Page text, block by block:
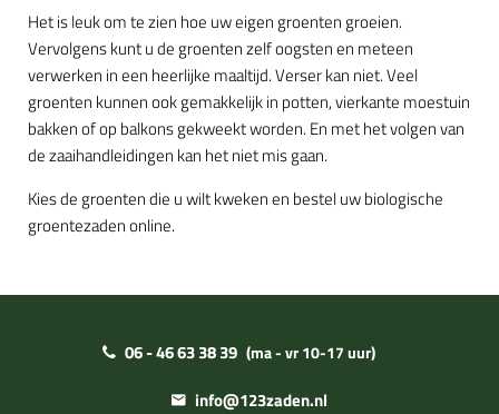
Het is leuk om te zien hoe uw eigen groenten groeien.
Vervolgens kunt u de groenten zelf oogsten en meteen
verwerken in een heerlijke maaltijd. Verser kan niet. Veel
groenten kunnen ook gemakkelijk in potten, vierkante moestuin
bakken of op balkons gekweekt worden. En met het volgen van
de zaaihandleidingen kan het niet mis gaan.
Kies de groenten die u wilt kweken en bestel uw biologische
groentezaden online.
06 - 46 63 38 39 (ma - vr 10-17 uur)
info@123zaden.nl